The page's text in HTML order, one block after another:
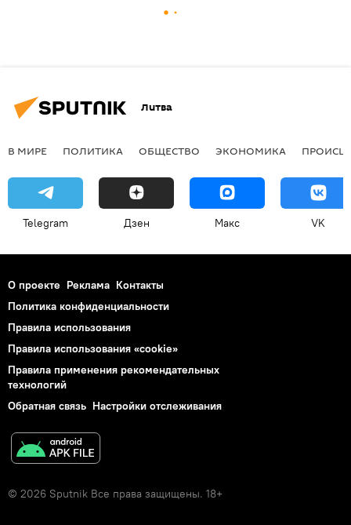
Литва
В МИРЕ ПОЛИТИКА ОБЩЕСТВО ЭКОНОМИКА
Telegram Дзен Макс VK
О проекте Реклама Контакты
Политика конфиденциальности
Правила использования
Правила использования «cookie»
Правила применения рекомендательных
технологий
Обратная связь Настройки отслеживания
© 2026 Sputnik Все права защищены. 18+